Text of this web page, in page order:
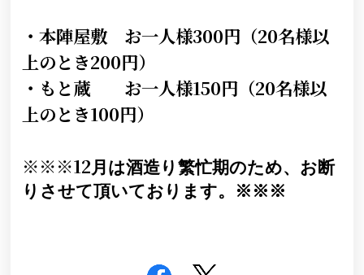
・本陣屋敷 お一人様300円（20名様以
上のとき200円）
・もと蔵 お一人様150円（20名様以
上のとき100円）
※※※12月は酒造り繁忙期のため、お断
りさせて頂いております。※※※